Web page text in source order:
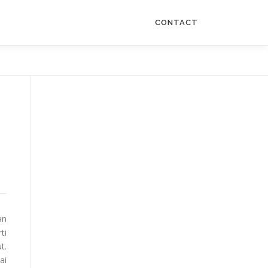
CONTACT